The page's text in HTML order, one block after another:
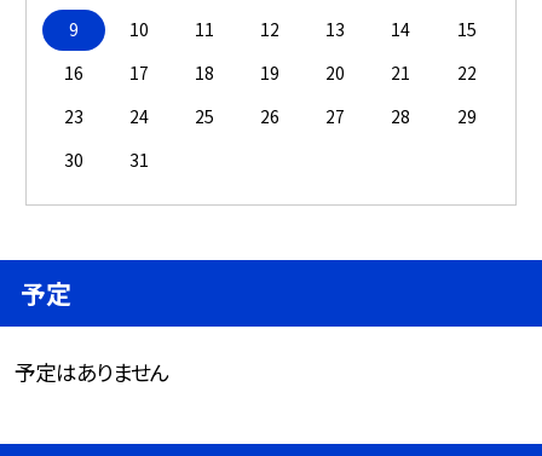
9
10 11 12 13 14
15
16
17 18 19 20 21
22
23
24 25 26 27 28
29
30
31
予定
予定はありません